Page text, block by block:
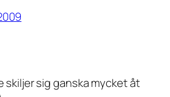
skiljer sig ganska mycket åt